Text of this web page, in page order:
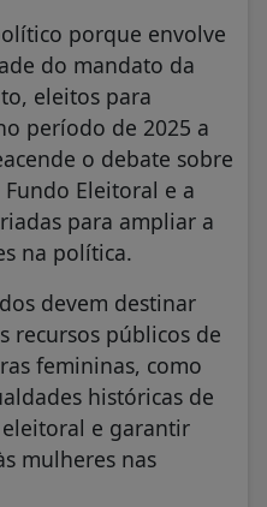
porque envolve
do mandato da
eleitos para
período de 2025 a
o debate sobre
Eleitoral e a
para ampliar a
na política.
devem destinar
recursos públicos de
femininas, como
históricas de
e garantir
mulheres nas